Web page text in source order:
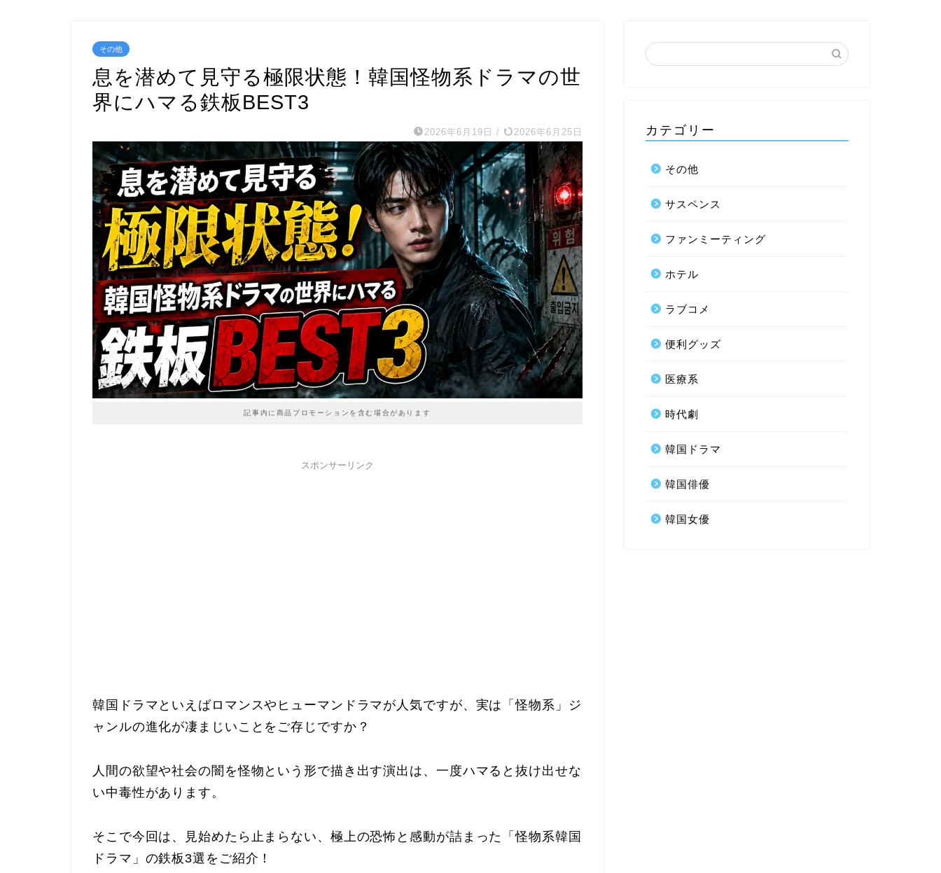
その他
息を潜めて見守る極限状態！韓国怪物系ドラマの世
界にハマる鉄板BEST3
2026年6月19日 / 2026年6月25日
記事内に商品プロモーションを含む場合があります
スポンサーリンク
韓国ドラマといえばロマンスやヒューマンドラマが人気ですが、実は「怪物系」ジ
ャンルの進化が凄まじいことをご存じですか？
人間の欲望や社会の闇を怪物という形で描き出す演出は、一度ハマると抜け出せな
い中毒性があります。
そこで今回は、見始めたら止まらない、極上の恐怖と感動が詰まった「怪物系韓国
ドラマ」の鉄板3選をご紹介！
カテゴリー
その他
サスペンス
ファンミーティング
ホテル
ラブコメ
便利グッズ
医療系
時代劇
韓国ドラマ
韓国俳優
韓国女優